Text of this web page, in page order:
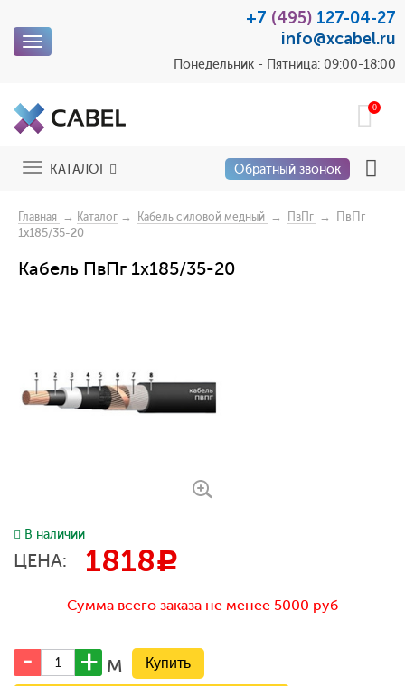
Toggle
+7 (495) 127-04-27
info@xcabel.ru
Понедельник - Пятница: 09:00-18:00
0
ToggleКАТАЛОГ Обратный звонок
Главная → Каталог → Кабель силовой медный → ПвПг → ПвПг
1x185/35-20
Кабель ПвПг 1x185/35-20
В наличии
ЦЕНА: 1818c
Сумма всего заказа не менее 5000 руб
м